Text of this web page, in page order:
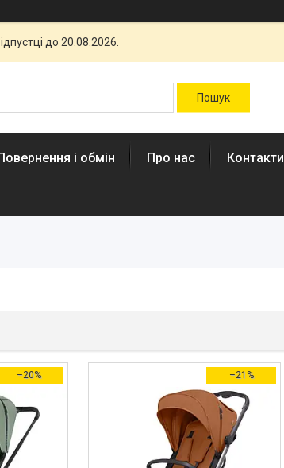
до 20.08.2026.
і обмін Про нас Контакти
–20% –21%